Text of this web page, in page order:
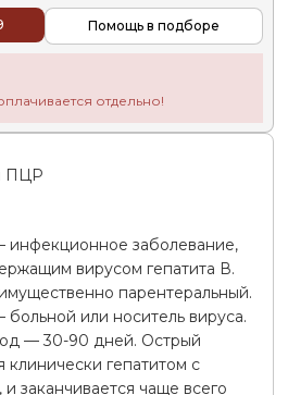
Помощь в подборе
отдельно!
ПЦР
инфекционное заболевание,
вирусом гепатита В.
парентеральный.
или носитель вируса.
— 30-90 дней. Острый
клинически гепатитом с
заканчивается чаще всего